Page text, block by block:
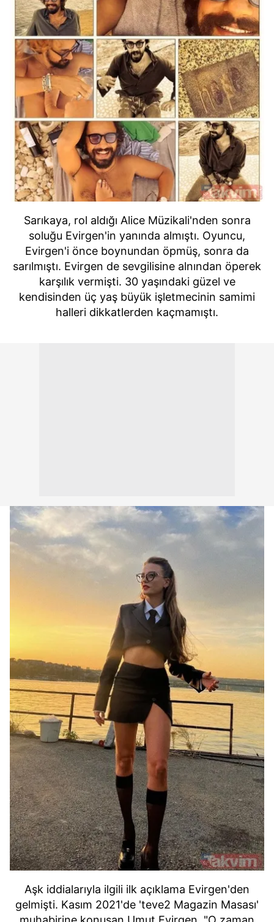
Sarıkaya, rol aldığı Alice Müzikali'nden sonra
soluğu Evirgen'in yanında almıştı. Oyuncu,
Evirgen'i önce boynundan öpmüş, sonra da
sarılmıştı. Evirgen de sevgilisine alnından öperek
karşılık vermişti. 30 yaşındaki güzel ve
kendisinden üç yaş büyük işletmecinin samimi
halleri dikkatlerden kaçmamıştı.
Aşk iddialarıyla ilgili ilk açıklama Evirgen'den
gelmişti. Kasım 2021'de 'teve2 Magazin Masası'